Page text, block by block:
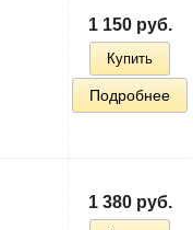
1 150 руб.
Купить
Подробнее
1 380 руб.